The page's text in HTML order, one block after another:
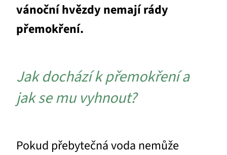
vánoční hvězdy nemají rády
přemokření.
Jak dochází k přemokření a
jak se mu vyhnout?
Pokud přebytečná voda nemůže